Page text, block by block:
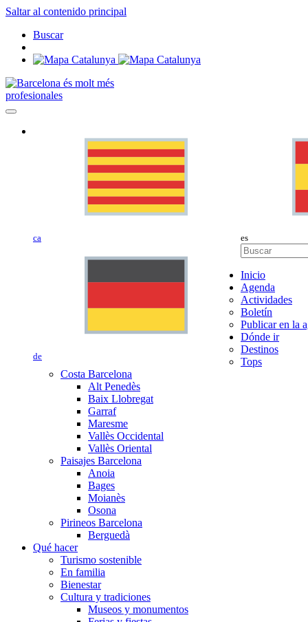
Saltar al contenido principal
Buscar
profesionales
ca es
de
Inicio
Agenda
Actividades
Boletín
Publicar en la
Dónde ir
Destinos
Tops
Costa Barcelona
Alt Penedès
Baix Llobregat
Garraf
Maresme
Vallès Occidental
Vallès Oriental
Paisajes Barcelona
Anoia
Bages
Moianès
Osona
Pirineos Barcelona
Berguedà
Qué hacer
Turismo sostenible
En familia
Bienestar
Cultura y tradiciones
Museos y monumentos